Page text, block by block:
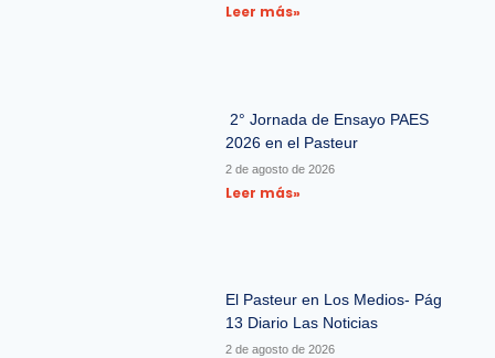
Leer más»
2° Jornada de Ensayo PAES
2026 en el Pasteur
2 de agosto de 2026
Leer más»
El Pasteur en Los Medios- Pág
13 Diario Las Noticias
2 de agosto de 2026